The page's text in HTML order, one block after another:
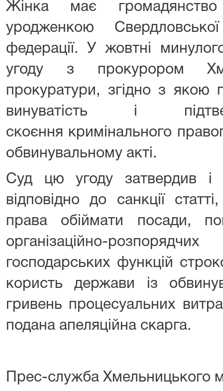
Жінка має
уродженкою
федерації. У жовтні
угоду з прокурором
прокуратури, згідно з якою
винуватість і
скоєння кримінального
обвинувальному акті.
Суд цю угоду затвердив і
відповідно до санкції
права обіймати посади,
організаційно-
господарських функцій
користь держави із
гривень процесуальних
подана апеляційна скарга.
Прес-служба Хмельницького